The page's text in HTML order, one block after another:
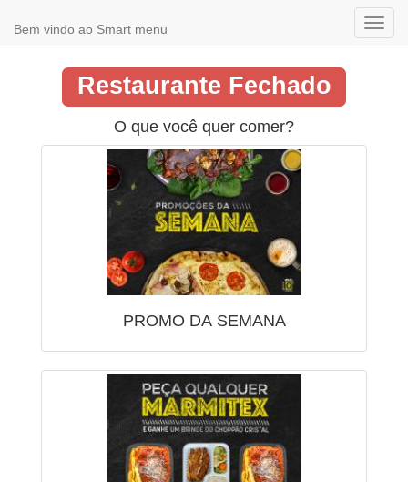
Bem vindo ao Smart menu
Restaurante Fechado
O que você quer comer?
PROMO DA SEMANA